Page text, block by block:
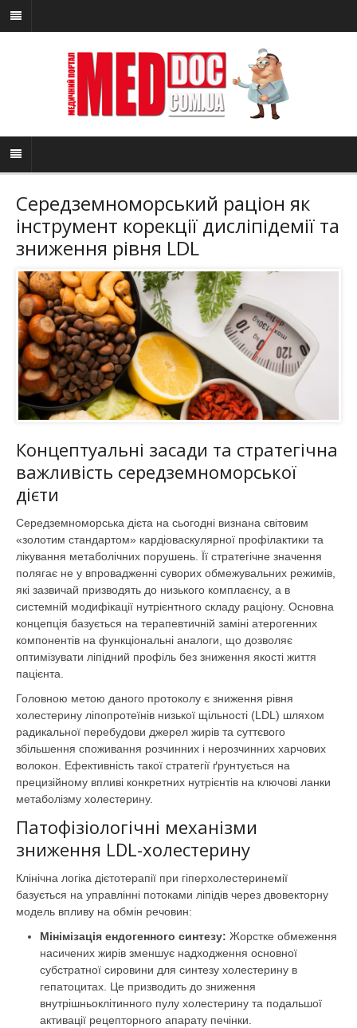
Середземноморський раціон як
інструмент корекції дисліпідемії та
зниження рівня LDL
Концептуальні засади та стратегічна
важливість середземноморської
дієти
Середземноморська дієта на сьогодні визнана світовим
«золотим стандартом» кардіоваскулярної профілактики та
лікування метаболічних порушень. Її стратегічне значення
полягає не у впровадженні суворих обмежувальних режимів,
які зазвичай призводять до низького комплаєнсу, а в
системній модифікації нутрієнтного складу раціону. Основна
концепція базується на терапевтичній заміні атерогенних
компонентів на функціональні аналоги, що дозволяє
оптимізувати ліпідний профіль без зниження якості життя
пацієнта.
Головною метою даного протоколу є зниження рівня
холестерину ліпопротеїнів низької щільності (LDL) шляхом
радикальної перебудови джерел жирів та суттєвого
збільшення споживання розчинних і нерозчинних харчових
волокон. Ефективність такої стратегії ґрунтується на
прецизійному впливі конкретних нутрієнтів на ключові ланки
метаболізму холестерину.
Патофізіологічні механізми
зниження LDL-холестерину
Клінічна логіка дієтотерапії при гіперхолестеринемії
базується на управлінні потоками ліпідів через двовекторну
модель впливу на обмін речовин:
Мінімізація ендогенного синтезу: Жорстке обмеження
насичених жирів зменшує надходження основної
субстратної сировини для синтезу холестерину в
гепатоцитах. Це призводить до зниження
внутрішньоклітинного пулу холестерину та подальшої
активації рецепторного апарату печінки.